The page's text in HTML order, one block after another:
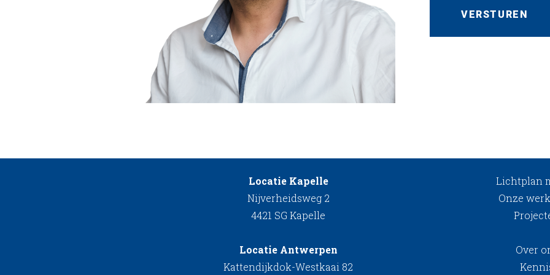
Locatie Kapelle
Nijverheidsweg 2
4421 SG Kapelle
Locatie Antwerpen
Kattendijkdok-Westkaai 82
Lichtplan
Onze
Over